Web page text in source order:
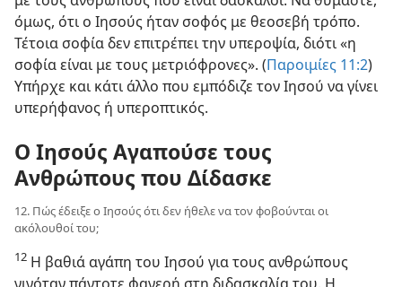
όμως, ότι ο Ιησούς ήταν σοφός με θεοσεβή τρόπο.
Τέτοια σοφία δεν επιτρέπει την υπεροψία, διότι «η
σοφία είναι με τους μετριόφρονες». (Παροιμίες 11:2)
Υπήρχε και κάτι άλλο που εμπόδιζε τον Ιησού να γίνει
υπερήφανος ή υπεροπτικός.
Ο Ιησούς Αγαπούσε τους
Ανθρώπους που Δίδασκε
12. Πώς έδειξε ο Ιησούς ότι δεν ήθελε να τον φοβούνται οι
ακόλουθοί του;
12 Η βαθιά αγάπη του Ιησού για τους ανθρώπους